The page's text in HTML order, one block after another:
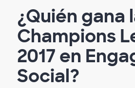
¿Quién gana
Champions
2017 en
Social?